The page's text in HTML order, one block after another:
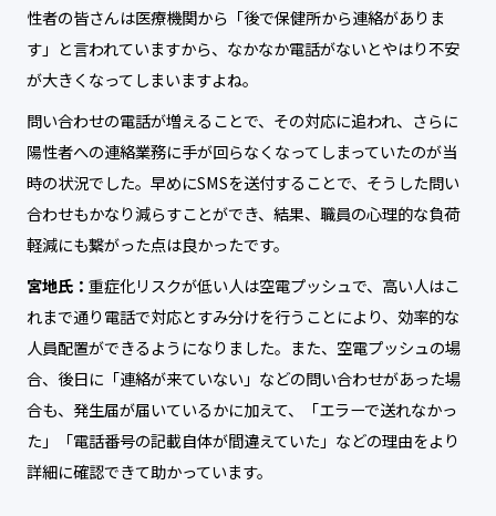
性者の皆さんは医療機関から「後で保健所から連絡がありま
す」と言われていますから、なかなか電話がないとやはり不安
が大きくなってしまいますよね。
問い合わせの電話が増えることで、その対応に追われ、さらに
陽性者への連絡業務に手が回らなくなってしまっていたのが当
時の状況でした。早めにSMSを送付することで、そうした問い
合わせもかなり減らすことができ、結果、職員の心理的な負荷
軽減にも繋がった点は良かったです。
宮地氏： 重症化リスクが低い人は空電プッシュで、高い人はこ
れまで通り電話で対応とすみ分けを行うことにより、効率的な
人員配置ができるようになりました。また、空電プッシュの場
合、後日に「連絡が来ていない」などの問い合わせがあった場
合も、発生届が届いているかに加えて、「エラーで送れなかっ
た」「電話番号の記載自体が間違えていた」などの理由をより
詳細に確認できて助かっています。